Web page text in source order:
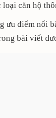
căn hộ
ưu điểm nổi
bài viết